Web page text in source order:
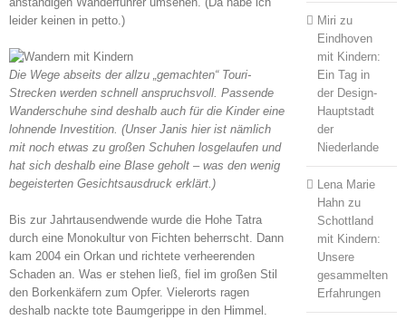
leider keinen in petto.)
Die Wege abseits der allzu „gemachten“ Touri-
Strecken werden schnell anspruchsvoll. Passende
Wanderschuhe sind deshalb auch für die Kinder eine
lohnende Investition. (Unser Janis hier ist nämlich
mit noch etwas zu großen Schuhen losgelaufen und
hat sich deshalb eine Blase geholt – was den wenig
begeisterten Gesichtsausdruck erklärt.)
Bis zur Jahrtausendwende wurde die Hohe Tatra
durch eine Monokultur von Fichten beherrscht. Dann
kam 2004 ein Orkan und richtete verheerenden
Schaden an. Was er stehen ließ, fiel im großen Stil
den Borkenkäfern zum Opfer. Vielerorts ragen
deshalb nackte tote Baumgerippe in den Himmel.
Miri zu
Eindhoven
mit Kindern:
Ein Tag in
der Design-
Hauptstadt
der
Niederlande
Lena Marie
Hahnzu
Schottland
mit Kindern:
Unsere
gesammelten
Erfahrungen